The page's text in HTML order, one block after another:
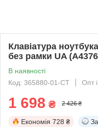
Клавіатура
без рамки UA
В наявності
Код: 365880-01-СТ
Опт
1 698 ₴ 2 426 ₴
Економія 728 ₴